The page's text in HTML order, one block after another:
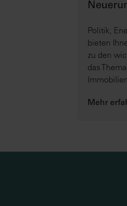
Politik,
bieten
zu den
das
Mehr